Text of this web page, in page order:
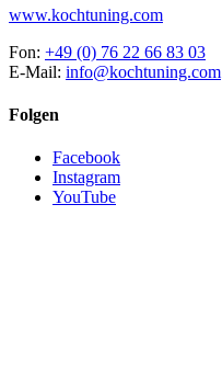
www.kochtuning.com
Fon: +49 (0) 76 22 66 83 03
E-Mail: info@kochtuning.com
Folgen
Facebook
Instagram
YouTube